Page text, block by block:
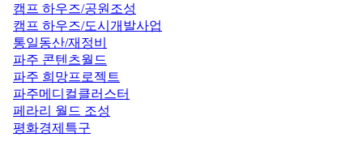
캠프 하우즈/공원조성
캠프 하우즈/도시개발사업
통일동산/재정비
파주 콘텐츠월드
파주 희망프로젝트
파주메디컬클러스터
페라리 월드 조성
평화경제특구